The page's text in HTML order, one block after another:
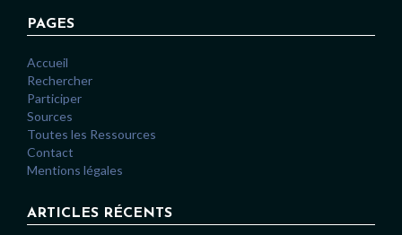
PAGES
Accueil
Rechercher
Participer
Sources
Toutes les Ressources
Contact
Mentions légales
ARTICLES RÉCENTS